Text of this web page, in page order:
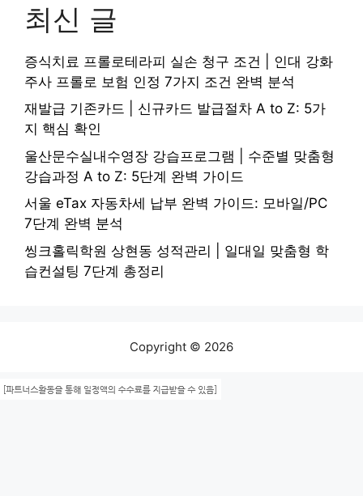
최신 글
증식치료 프롤로테라피 실손 청구 조건 | 인대 강화
주사 프롤로 보험 인정 7가지 조건 완벽 분석
재발급 기존카드 | 신규카드 발급절차 A to Z: 5가
지 핵심 확인
울산문수실내수영장 강습프로그램 | 수준별 맞춤형
강습과정 A to Z: 5단계 완벽 가이드
서울 eTax 자동차세 납부 완벽 가이드: 모바일/PC
7단계 완벽 분석
씽크홀릭학원 상현동 성적관리 | 일대일 맞춤형 학
습컨설팅 7단계 총정리
Copyright © 2026